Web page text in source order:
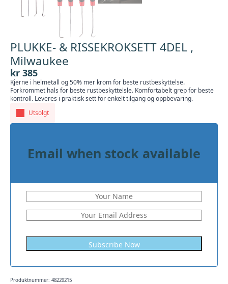
PLUKKE- & RISSEKROKSETT 4DEL ,
Milwaukee
kr 385
Kjerne i helmetall og 50% mer krom for beste rustbeskyttelse.
Forkrommet hals for beste rustbeskyttelsle. Komfortabelt grep for beste
kontroll. Leveres i praktisk sett for enkelt tilgang og oppbevaring.
Utsolgt
Email when stock available
Subscribe Now
Produktnummer: 48229215